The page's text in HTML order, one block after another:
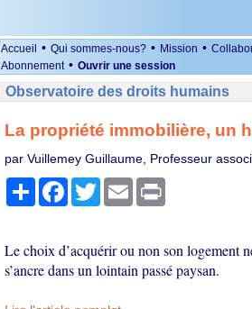
Accueil • Qui sommes-nous? • Mission •
Abonnement • Ouvrir une session
Observatoire des droits humains
La propriété immobilière, un
par Vuillemey Guillaume, Professeur
PartagerFacebook
TwitterEmail Print
Le choix d’acquérir ou non son logement
s’ancre dans un lointain passé paysan.